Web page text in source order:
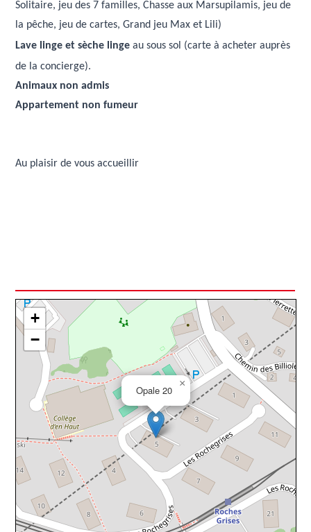
Solitaire, jeu des 7 familles, Chasse aux Marsupilamis, jeu de
la pêche, jeu de cartes, Grand jeu Max et Lili)
Lave linge etsèche lingeau sous sol (carte à acheter auprès
de la concierge).
Animaux non admis
Appartement non fumeur
Au plaisir de vous accueillir